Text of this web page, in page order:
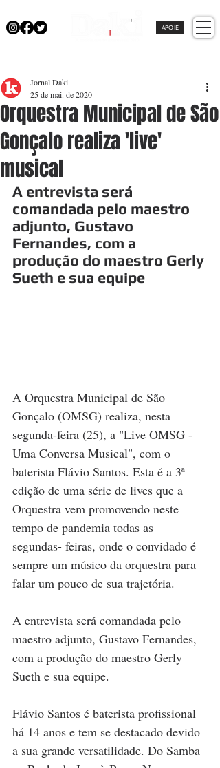
APOIE
Orquestra Municipal de São
Gonçalo realiza 'live'
musical
Jornal Daki
25 de mai. de 2020
A entrevista será
comandada pelo maestro
adjunto, Gustavo
Fernandes, com a
produção do maestro Gerly
Sueth e sua equipe
A Orquestra Municipal de São
Gonçalo (OMSG) realiza, nesta
segunda-feira (25), a "Live OMSG -
Uma Conversa Musical", com o
baterista Flávio Santos. Esta é a 3ª
edição de uma série de lives que a
Orquestra vem promovendo neste
tempo de pandemia todas as
segundas- feiras, onde o convidado é
sempre um músico da orquestra para
falar um pouco de sua trajetória.
A entrevista será comandada pelo
maestro adjunto, Gustavo Fernandes,
com a produção do maestro Gerly
Sueth e sua equipe.
Flávio Santos é baterista profissional
há 14 anos e tem se destacado devido
a sua grande versatilidade. Do Samba